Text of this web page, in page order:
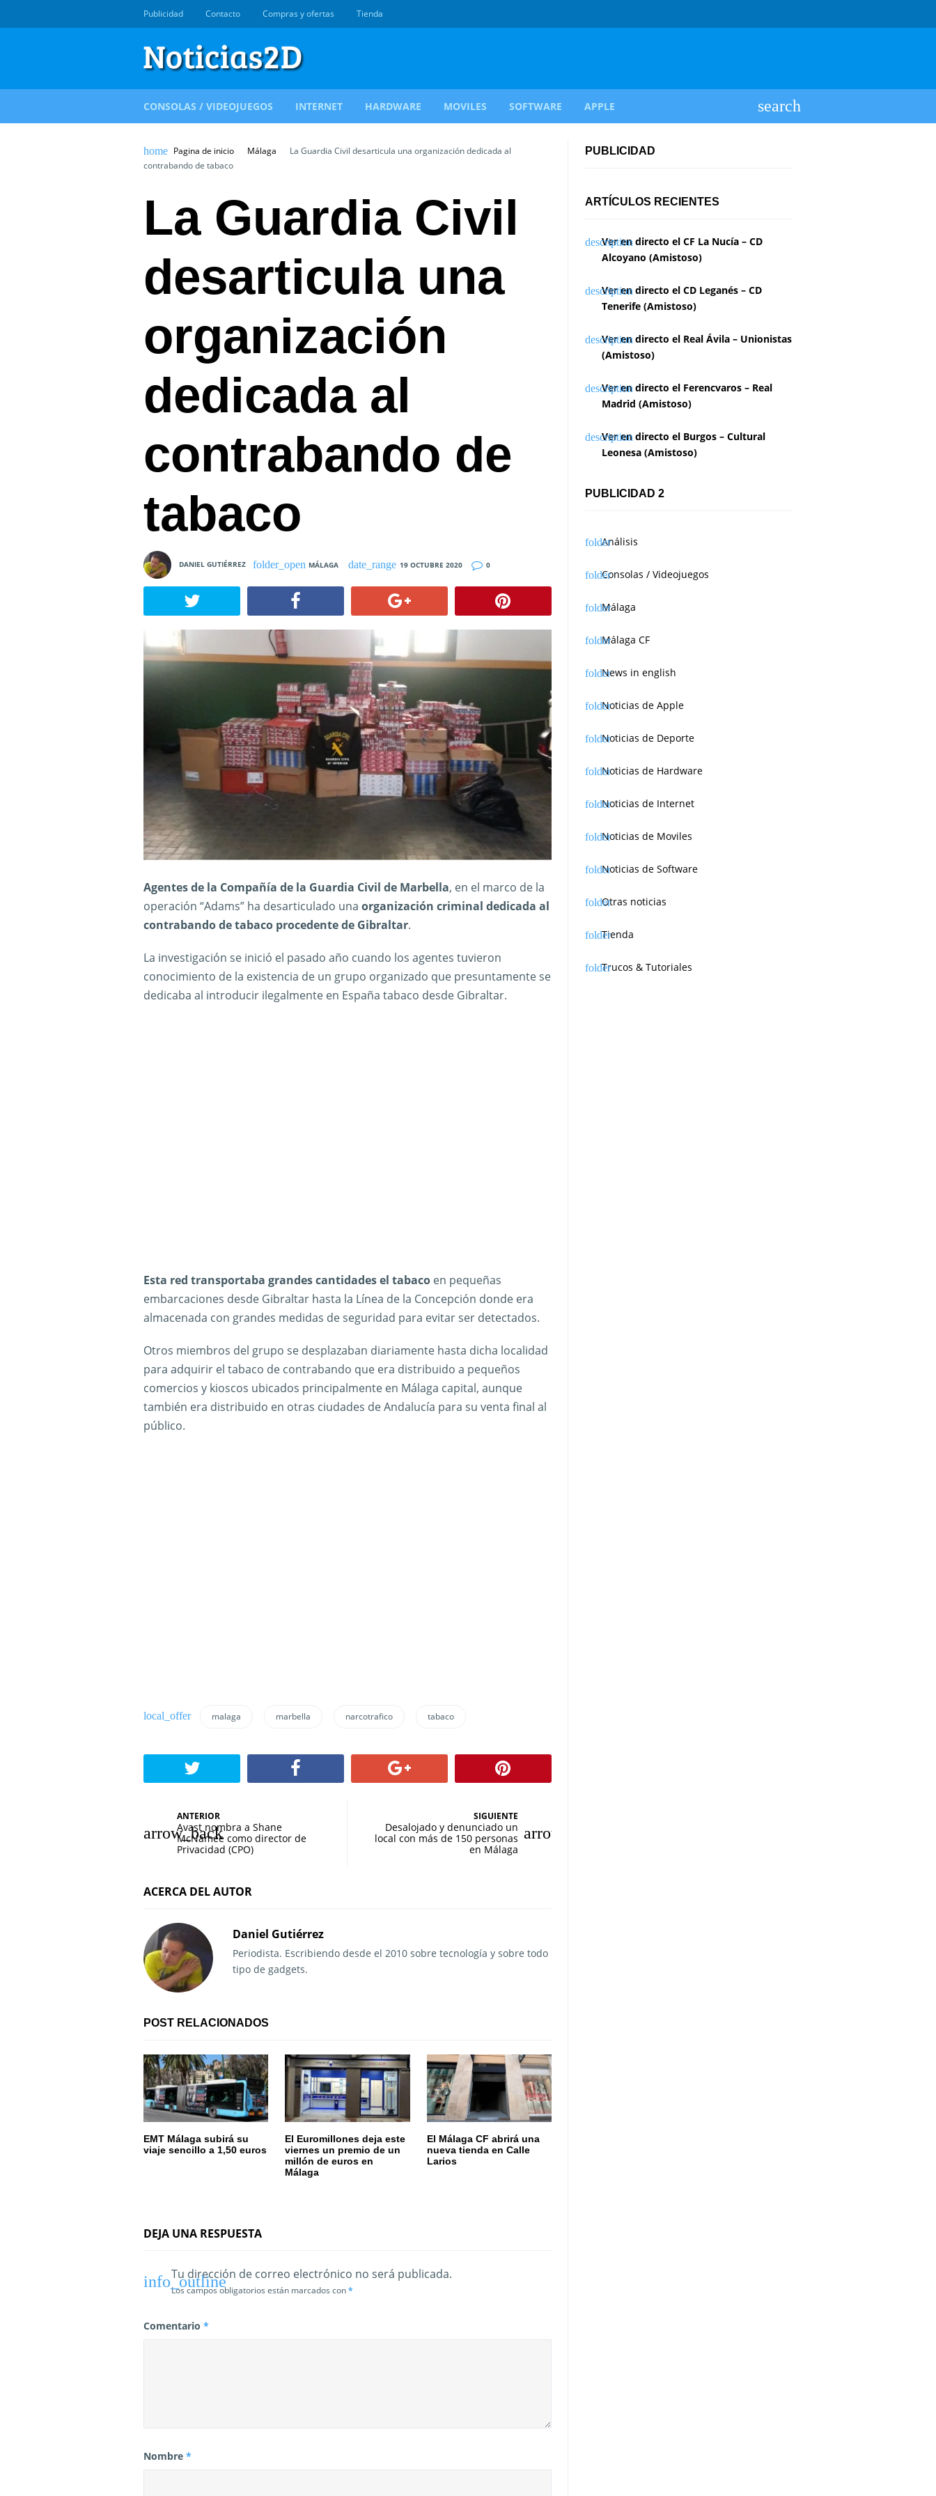
Publicidad Contacto Compras y ofertas Tienda
CONSOLAS / VIDEOJUEGOS INTERNET HARDWARE MOVILES SOFTWARE APPLE
Pagina de inicio Málaga
La Guardia Civil desarticula una organización dedicada al
contrabando de tabaco
La Guardia Civil
desarticula una
organización
dedicada al
contrabando de
tabaco
DANIEL GUTIÉRREZ MÁLAGA 19 OCTUBRE 2020 0
Agentes de la Compañía de la Guardia Civil de Marbella, en el marco de la
operación “Adams” ha desarticulado una organización criminal dedicada al
contrabando de tabaco procedente de Gibraltar.
La investigación se inició el pasado año cuando los agentes tuvieron
conocimiento de la existencia de un grupo organizado que presuntamente se
dedicaba al introducir ilegalmente en España tabaco desde Gibraltar.
Esta red transportaba grandes cantidades el tabaco en pequeñas
embarcaciones desde Gibraltar hasta la Línea de la Concepción donde era
almacenada con grandes medidas de seguridad para evitar ser detectados.
Otros miembros del grupo se desplazaban diariamente hasta dicha localidad
para adquirir el tabaco de contrabando que era distribuido a pequeños
comercios y kioscos ubicados principalmente en Málaga capital, aunque
también era distribuido en otras ciudades de Andalucía para su venta final al
público.
malaga marbella narcotrafico tabaco
a
e
a
c
ó
n
d
e
e
n
a
a
ANTERIOR
Avast nombra a Shane
McNamee como director de
Privacidad (CPO)
SIGUIENTE
Desalojado y denunciado un
local con más de 150 personas
en Málaga
ACERCA DEL AUTOR
Daniel Gutiérrez
Periodista. Escribiendo desde el 2010 sobre tecnología y sobre todo
tipo de gadgets.
POST RELACIONADOS
EMT Málaga subirá su
viaje sencillo a 1,50 euros
El Euromillones deja este
viernes un premio de un
millón de euros en
Málaga
El Málaga CF abrirá una
nueva tienda en Calle
Larios
DEJA UNA RESPUESTA
Tu dirección de correo electrónico no será publicada.
Los campos obligatorios están marcados con*
Comentario *
Nombre *
PUBLICIDAD
ARTÍCULOS RECIENTES
Ver en directo el CF La Nucía – CD
Alcoyano (Amistoso)
Ver en directo el CD Leganés – CD
Tenerife (Amistoso)
Ver en directo el Real Ávila – Unionistas
(Amistoso)
Ver en directo el Ferencvaros – Real
Madrid (Amistoso)
Ver en directo el Burgos – Cultural
Leonesa (Amistoso)
PUBLICIDAD 2
Análisis
Consolas / Videojuegos
Málaga
Málaga CF
News in english
Noticias de Apple
Noticias de Deporte
Noticias de Hardware
Noticias de Internet
Noticias de Moviles
Noticias de Software
Otras noticias
Tienda
Trucos & Tutoriales